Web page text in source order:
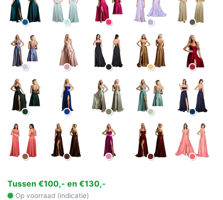
Tussen €100,- en €130,-
Op voorraad (indicatie)